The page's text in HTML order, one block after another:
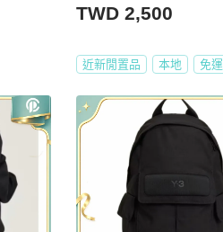
TWD 2,500
近新閒置品 本地 免運